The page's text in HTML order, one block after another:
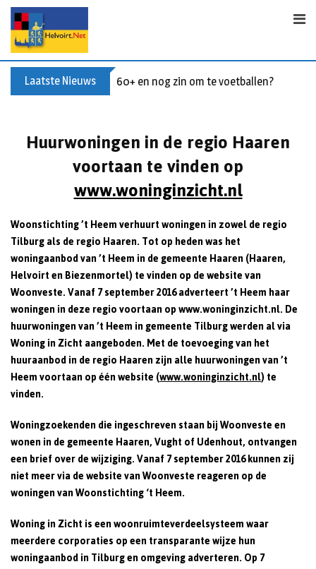
p
Laatste Nieuws 60+ en nog zin om te voetballen? Kom
Huurwoningen in de regio Haaren
voortaan te vinden op
www.woninginzicht.nl
Woonstichting ’t Heem verhuurt woningen in zowel de regio
Tilburg als de regio Haaren. Tot op heden was het
woningaanbod van ’t Heem in de gemeente Haaren (Haaren,
Helvoirt en Biezenmortel) te vinden op de website van
Woonveste. Vanaf 7 september 2016 adverteert ’t Heem haar
woningen in deze regio voortaan op www.woninginzicht.nl. De
huurwoningen van ’t Heem in gemeente Tilburg werden al via
Woning in Zicht aangeboden. Met de toevoeging van het
huuraanbod in de regio Haaren zijn alle huurwoningen van ’t
Heem voortaan op één website (www.woninginzicht.nl) te
vinden.
Woningzoekenden die ingeschreven staan bij Woonveste en
wonen in de gemeente Haaren, Vught of Udenhout, ontvangen
een brief over de wijziging. Vanaf 7 september 2016 kunnen zij
niet meer via de website van Woonveste reageren op de
woningen van Woonstichting ‘t Heem.
Woning in Zicht is een woonruimteverdeelsysteem waar
meerdere corporaties op een transparante wijze hun
woningaanbod in Tilburg en omgeving adverteren. Op 7